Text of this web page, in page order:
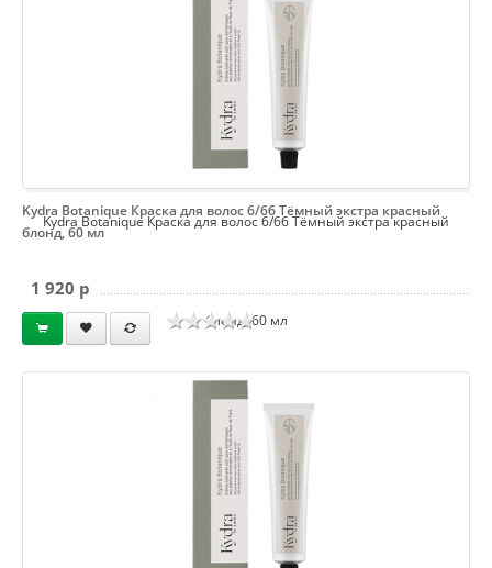
Kydra Botanique Краска для волос 6/66 Тёмный экстра красный
блонд, 60 мл
Kydra Botanique Краска для волос 6/66 Тёмный экстра красный
блонд, 60 мл
1 920 p